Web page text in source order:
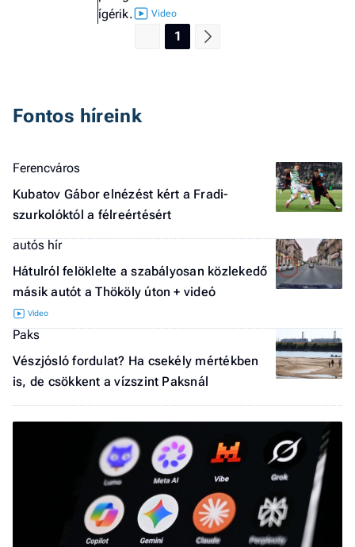
ígérik.
1
Fontos híreink
Ferencváros
Kubatov Gábor elnézést kért a Fradi-
szurkolóktól a félreértésért
autós hír
Hátulról felöklelte a szabályosan közlekedő
másik autót a Thököly úton + videó
Paks
Vészjósló fordulat? Ha csekély mértékben
is, de csökkent a vízszint Paksnál